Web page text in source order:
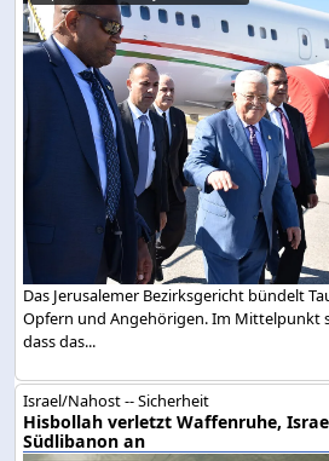
Das Jerusalemer Bezirksgericht bündelt
Opfern und Angehörigen. Im Mittelpunkt
dass das...
Israel/Nahost -- Sicherheit
Hisbollah verletzt Waffenruhe,
Südlibanon an